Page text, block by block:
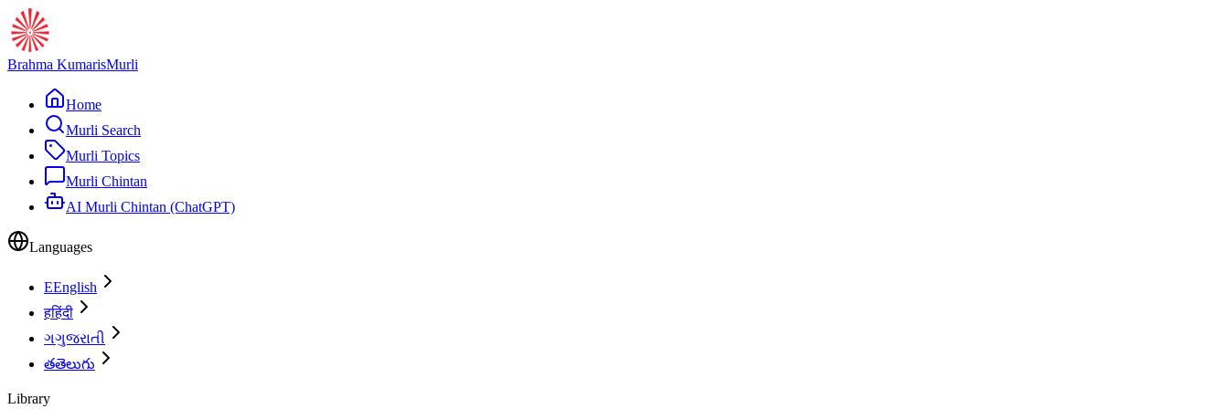
Brahma KumarisMurli
Home
Murli Search
Murli Topics
Murli Chintan
AI Murli Chintan (ChatGPT)
Languages
EEnglish
हहिंदी
ગગુજરાતી
తతెలుగు
Library